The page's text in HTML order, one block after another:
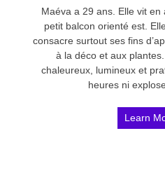
Maéva a 29 ans. Elle vit
petit balcon orienté est.
consacre surtout ses fins
à la déco et aux
chaleureux, lumineux et
heures ni
Learn